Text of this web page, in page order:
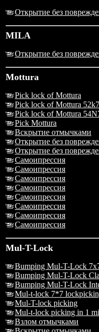
Открытие без
MILA
Открытие без
Mottura
Pick lock of Mottura
Pick lock of Mottura
Pick lock of Mottura
Pick Mottura
Вскрытие отмычками
Открытие без
Открытие без
Самоипрессия
Самоипрессия
Самоипрессия
Самоипрессия
Самоипрессия
Самоипрессия
Самоипрессия
Самоипрессия
Mul-T-Lock
Bumping Mul-T-Lock
Bumping Mul-T-Lock
Bumping Mul-T-Lock
Mul-t-lock 7*7
Mul-T-lock picking
Mul-t-lock picking in 1
Взлом отмычками